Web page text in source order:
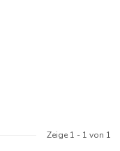
Zeige 1 - 1 von 1